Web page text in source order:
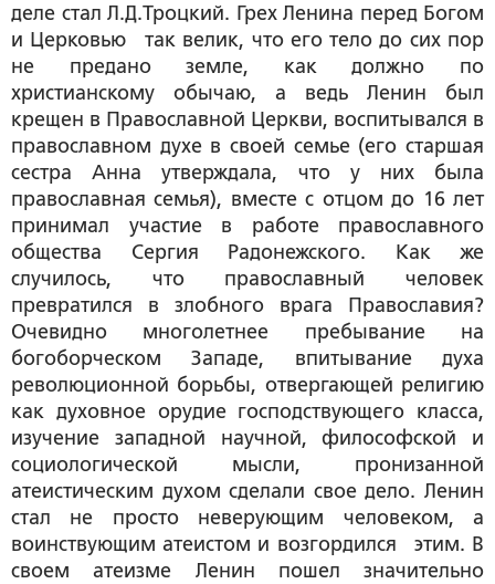
деле стал Л.Д.Троцкий. Грех Ленина перед Богом
и Церковью так велик, что его тело до сих пор
не предано земле, как должно по
христианскому обычаю, а ведь Ленин был
крещен в Православной Церкви, воспитывался в
православном духе в своей семье (его старшая
сестра Анна утверждала, что у них была
православная семья), вместе с отцом до 16 лет
принимал участие в работе православного
общества Сергия Радонежского. Как же
случилось, что православный человек
превратился в злобного врага Православия?
Очевидно многолетнее пребывание на
богоборческом Западе, впитывание духа
революционной борьбы, отвергающей религию
как духовное орудие господствующего класса,
изучение западной научной, философской и
социологической мысли, пронизанной
атеистическим духом сделали свое дело. Ленин
стал не просто неверующим человеком, а
воинствующим атеистом и возгордился этим. В
своем атеизме Ленин пошел значительно